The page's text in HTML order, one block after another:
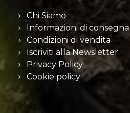
Chi Siamo
Informazioni di consegna
Condizioni di vendita
Iscriviti alla Newsletter
Privacy Policy
Cookie policy